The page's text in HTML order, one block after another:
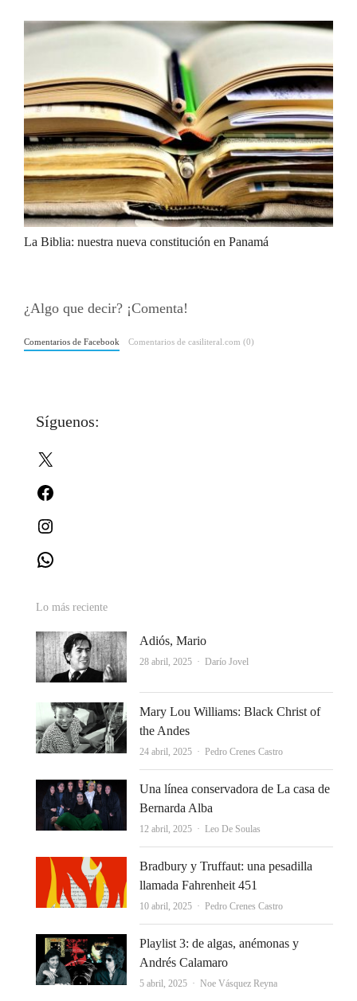
La Biblia: nuestra nueva constitución en Panamá
¿Algo que decir? ¡Comenta!
Comentarios de Facebook Comentarios de casiliteral.com (0)
Síguenos:
Lo más reciente
Adiós, Mario
28 abril, 2025 Autor
Darío Jovel
Mary Lou Williams: Black Christ of
the Andes
24 abril, 2025 Autor
Pedro Crenes Castro
Una línea conservadora de La casa de
Bernarda Alba
12 abril, 2025 Autor
Leo De Soulas
Bradbury y Truffaut: una pesadilla
llamada Fahrenheit 451
10 abril, 2025 Autor
Pedro Crenes Castro
Playlist 3: de algas, anémonas y
Andrés Calamaro
5 abril, 2025 Autor
Noe Vásquez Reyna